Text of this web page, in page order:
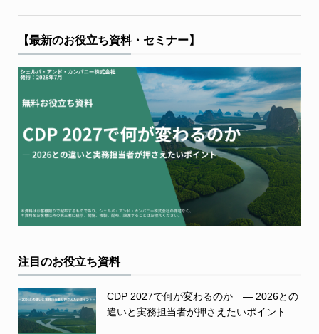
【最新のお役立ち資料・セミナー】
注目のお役立ち資料
CDP 2027で何が変わるのか ― 2026との
違いと実務担当者が押さえたいポイント ―